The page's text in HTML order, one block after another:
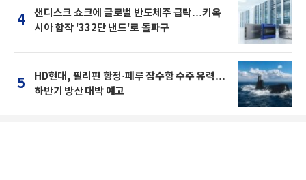
4
샌디스크 쇼크에 글로벌 반도체주 급락…키옥
시아 합작 '332단 낸드'로 돌파구
5
HD현대, 필리핀 함정·페루 잠수함 수주 유력…
하반기 방산 대박 예고